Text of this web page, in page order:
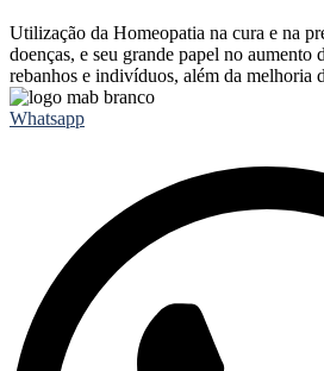
Utilização da Homeopatia na cura e na
doenças, e seu grande papel no aumento
rebanhos e indivíduos, além da melhoria
Whatsapp